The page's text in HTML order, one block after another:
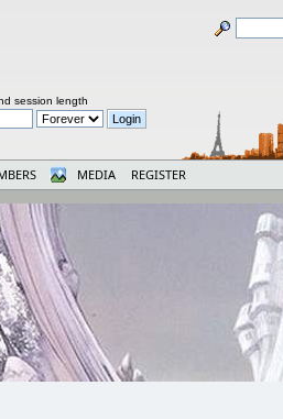
session length
MEDIA REGISTER